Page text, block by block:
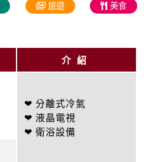
旅遊 美食
介紹
❤ 分離式冷氣
❤ 液晶電視
❤ 衛浴設備